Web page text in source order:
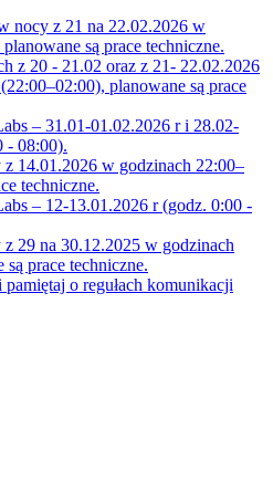
nocy z 21 na 22.02.2026 w
są prace techniczne.
z 20 - 21.02 oraz z 21- 22.02.2026
planowane są prace
– 31.01-01.02.2026 r i 28.02-
- 08:00).
14.01.2026 w godzinach 22:00–
techniczne.
– 12-13.01.2026 r (godz. 0:00 -
29 na 30.12.2025 w godzinach
prace techniczne.
o regułach komunikacji